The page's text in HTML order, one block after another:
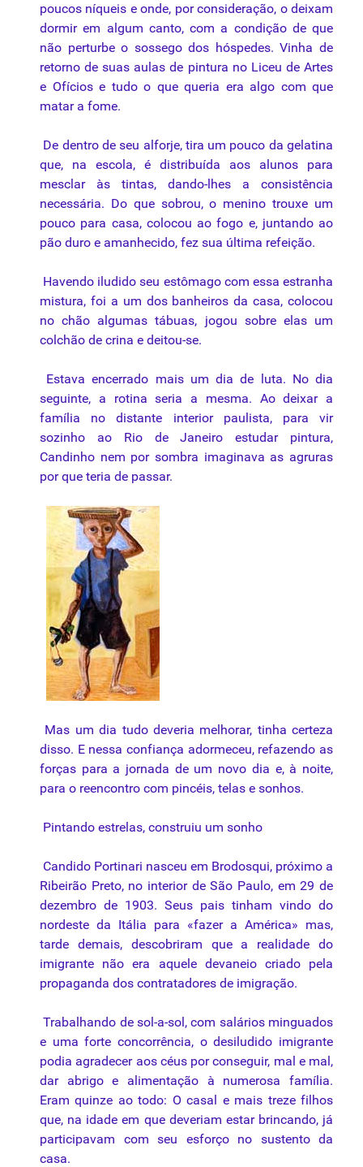
poucos níqueis e onde, por consideração, o deixam
dormir em algum canto, com a condição de que
não perturbe o sossego dos hóspedes. Vinha de
retorno de suas aulas de pintura no Liceu de Artes
e Ofícios e tudo o que queria era algo com que
matar a fome.
De dentro de seu alforje, tira um pouco da gelatina
que, na escola, é distribuída aos alunos para
mesclar às tintas, dando-lhes a consistência
necessária. Do que sobrou, o menino trouxe um
pouco para casa, colocou ao fogo e, juntando ao
pão duro e amanhecido, fez sua última refeição.
Havendo iludido seu estômago com essa estranha
mistura, foi a um dos banheiros da casa, colocou
no chão algumastábuas, jogou sobre elas um
colchão de crina e deitou-se.
Estava encerrado mais um dia de luta. No dia
seguinte, a rotina seria a mesma. Ao deixar a
família no distante interior paulista, para vir
sozinho ao Rio de Janeiro estudar pintura,
Candinho nem por sombra imaginava as agruras
por que teria de passar.
Mas um dia tudo deveria melhorar, tinha certeza
disso. E nessa confiança adormeceu, refazendo as
forças para a jornada de um novo dia e, à noite,
para o reencontro com pincéis, telas e sonhos.
Pintando estrelas, construiu um sonho
Candido Portinari nasceu em Brodosqui, próximo a
Ribeirão Preto, no interior de São Paulo, em 29 de
dezembro de 1903. Seus pais tinham vindo do
nordeste da Itália para «fazer a América» mas,
tarde demais, descobriram que a realidade do
imigrante não era aquele devaneio criado pela
propaganda dos contratadores de imigração.
Trabalhando de sol-a-sol, com salários minguados
e uma forte concorrência, o desiludido imigrante
podia agradecer aos céus por conseguir, mal e mal,
dar abrigo e alimentação à numerosa família.
Eram quinze ao todo: O casal e mais treze filhos
que, na idade em que deveriam estar brincando, já
participavam com seu esforço no sustento da
casa.